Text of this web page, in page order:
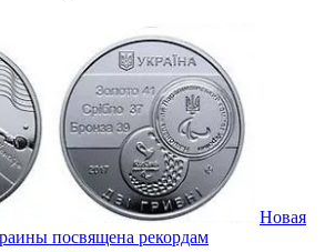
Новая
посвящена рекордам